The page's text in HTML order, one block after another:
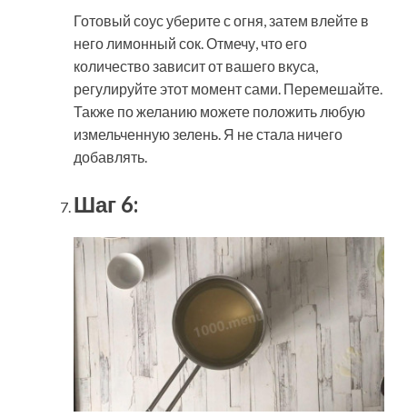
Готовый соус уберите с огня, затем влейте в
него лимонный сок. Отмечу, что его
количество зависит от вашего вкуса,
регулируйте этот момент сами. Перемешайте.
Также по желанию можете положить любую
измельченную зелень. Я не стала ничего
добавлять.
Шаг 6: